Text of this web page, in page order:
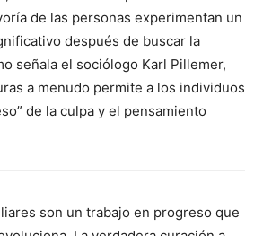
de las personas experimentan un
después de buscar la
señala el sociólogo Karl Pillemer,
a menudo permite a los individuos
de la culpa y el pensamiento
son un trabajo en progreso que